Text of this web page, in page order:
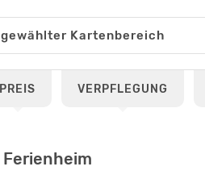
PREIS VERPFLEGUNG